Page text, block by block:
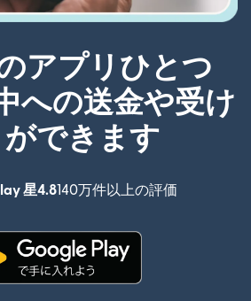
アプリひとつ
への送金や受け
できます
星4.8140万件以上の評価
（別ウィン